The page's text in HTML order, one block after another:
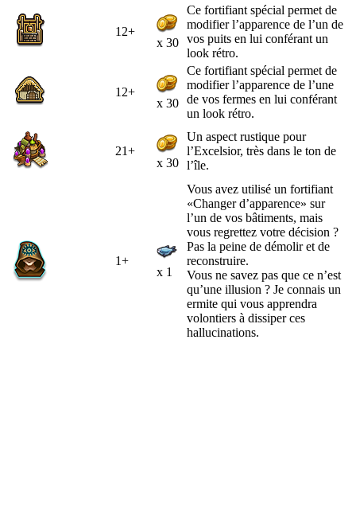
12+
x 30
Ce fortifiant spécial permet de
modifier l’apparence de l’un de
vos puits en lui conférant un
look rétro.
12+
x 30
Ce fortifiant spécial permet de
modifier l’apparence de l’une
de vos fermes en lui conférant
un look rétro.
21+
x 30
Un aspect rustique pour
l’Excelsior, très dans le ton de
l’île.
1+
x 1
Vous avez utilisé un fortifiant
«Changer d’apparence» sur
l’un de vos bâtiments, mais
vous regrettez votre décision ?
Pas la peine de démolir et de
reconstruire.
Vous ne savez pas que ce n’est
qu’une illusion ? Je connais un
ermite qui vous apprendra
volontiers à dissiper ces
hallucinations.